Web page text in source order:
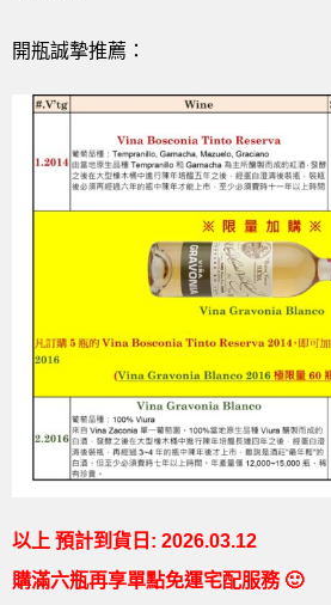
開瓶誠摯推薦：
以上 預計到貨日: 2026.03.12
購滿六瓶再享單點免運宅配服務 🙂